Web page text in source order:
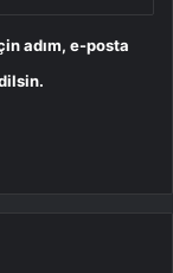
adım, e-posta